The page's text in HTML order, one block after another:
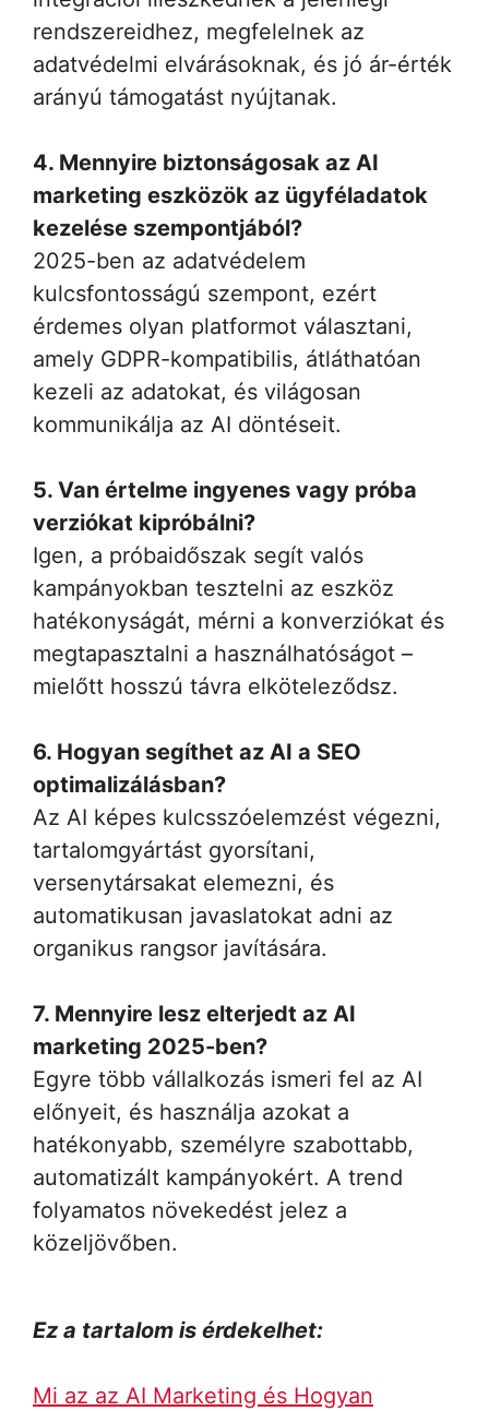
rendszereidhez, megfelelnek az
adatvédelmi elvárásoknak, és jó ár-érték
arányú támogatást nyújtanak.
4. Mennyire biztonságosak az AI
marketing eszközök az ügyféladatok
kezelése szempontjából?
2025-ben az adatvédelem
kulcsfontosságú szempont, ezért
érdemes olyan platformot választani,
amely GDPR-kompatibilis, átláthatóan
kezeli az adatokat, és világosan
kommunikálja az AI döntéseit.
5. Van értelme ingyenes vagy próba
verziókat kipróbálni?
Igen, a próbaidőszak segít valós
kampányokban tesztelni az eszköz
hatékonyságát, mérni a konverziókat és
megtapasztalni a használhatóságot –
mielőtt hosszú távra elköteleződsz.
6. Hogyan segíthet az AI a SEO
optimalizálásban?
Az AI képes kulcsszóelemzést végezni,
tartalomgyártást gyorsítani,
versenytársakat elemezni, és
automatikusan javaslatokat adni az
organikus rangsor javítására.
7. Mennyire lesz elterjedt az AI
marketing 2025-ben?
Egyre több vállalkozás ismeri fel az AI
előnyeit, és használja azokat a
hatékonyabb, személyre szabottabb,
automatizált kampányokért. A trend
folyamatos növekedést jelez a
közeljövőben.
Ez a tartalom is érdekelhet:
Mi az az AI Marketing és Hogyan